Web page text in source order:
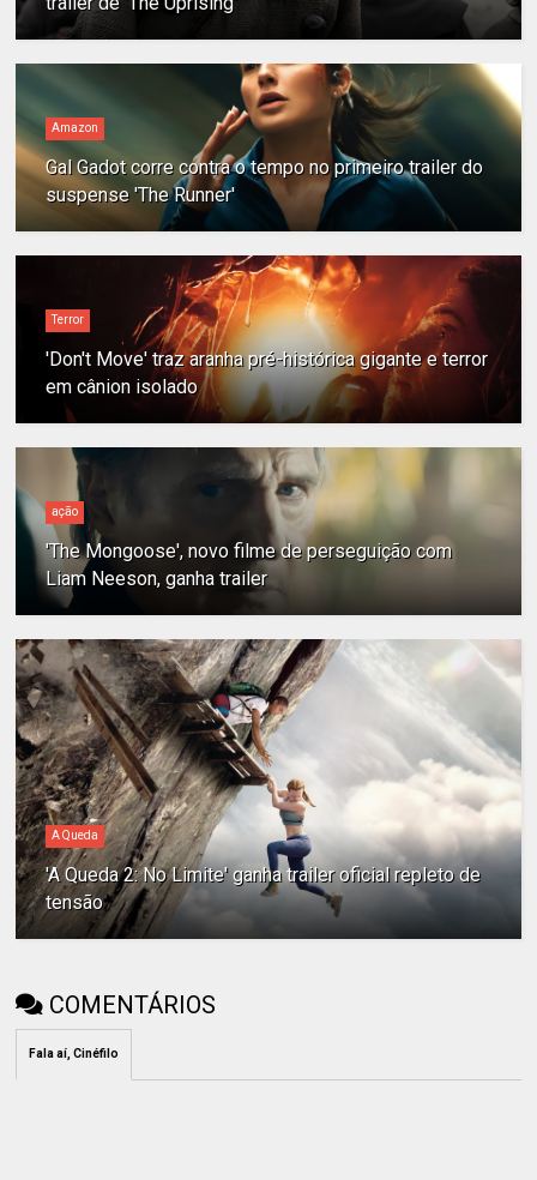
Amazon
Gal Gadot corre contra o tempo no primeiro trailer do
suspense 'The Runner'
Terror
'Don't Move' traz aranha pré-histórica gigante e terror
em cânion isolado
ação
'The Mongoose', novo filme de perseguição com
Liam Neeson, ganha trailer
A Queda
'A Queda 2: No Limite' ganha trailer oficial repleto de
tensão
COMENTÁRIOS
Fala aí, Cinéfilo